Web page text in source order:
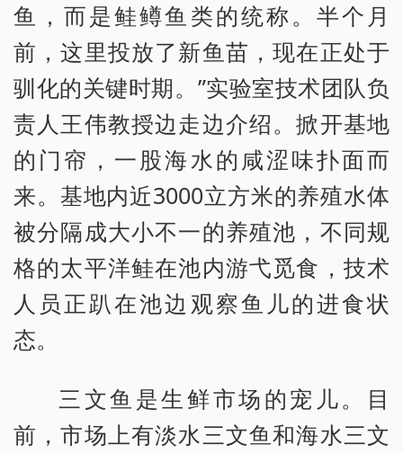
鱼，而是鲑鳟鱼类的统称。半个月
前，这里投放了新鱼苗，现在正处于
驯化的关键时期。”实验室技术团队负
责人王伟教授边走边介绍。掀开基地
的门帘，一股海水的咸涩味扑面而
来。基地内近3000立方米的养殖水体
被分隔成大小不一的养殖池，不同规
格的太平洋鲑在池内游弋觅食，技术
人员正趴在池边观察鱼儿的进食状
态。
三文鱼是生鲜市场的宠儿。目
前，市场上有淡水三文鱼和海水三文